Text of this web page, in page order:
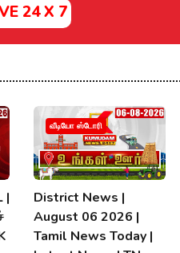
24 X 7
|
வீடியோ ஸ்டோரி
District News |
August 06 2026 |
Tamil News Today |